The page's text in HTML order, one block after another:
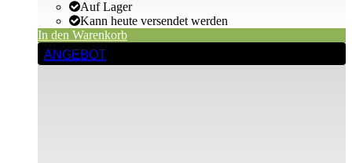
Preis
war:
€468
Preis
ist:
€468.
Auf Lager
Kann heute versendet werden
In den Warenkorb
ANGEBOT